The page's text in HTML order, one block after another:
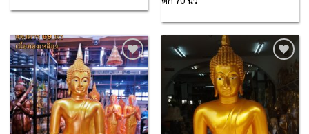
Add to
Wishlist
Wishlist